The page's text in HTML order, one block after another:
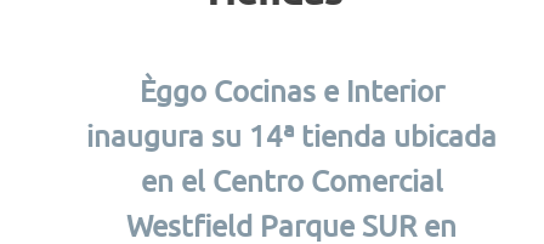
Èggo Cocinas e Interior
inaugura su 14ª tienda ubicada
en el Centro Comercial
Westfield Parque SUR en